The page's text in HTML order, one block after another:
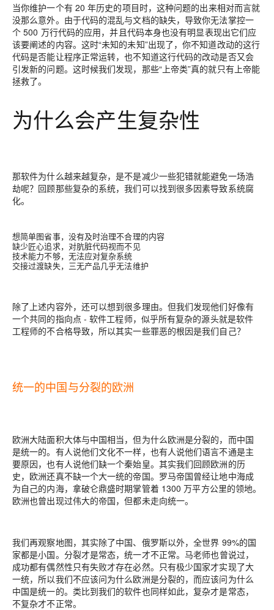
当你维护一个有 20 年历史的项目时，这种问题的出来相对而言就
没那么意外。由于代码的混乱与文档的缺失，导致你无法掌控一
个 500 万行代码的应用，并且代码本身也没有明显表现出它们应
该要阐述的内容。这时“未知的未知”出现了，你不知道改动的这行
代码是否能让程序正常运转，也不知道这行代码的改动是否又会
引发新的问题。这时候我们发现，那些“上帝类”真的就只有上帝能
拯救了。
为什么会产生复杂性
那软件为什么越来越复杂，是不是减少一些犯错就能避免一场浩
劫呢？回顾那些复杂的系统，我们可以找到很多因素导致系统腐
化。
想简单图省事，没有及时治理不合理的内容
缺少匠心追求，对肮脏代码视而不见
技术能力不够，无法应对复杂系统
交接过渡缺失，三无产品几乎无法维护
除了上述内容外，还可以想到很多理由。但我们发现他们好像有
一个共同的指向点 - 软件工程师，似乎所有复杂的源头就是软件
工程师的不合格导致，所以其实一些罪恶的根因是我们自己？
统一的中国与分裂的欧洲
欧洲大陆面积大体与中国相当，但为什么欧洲是分裂的，而中国
是统一的。有人说他们文化不一样，也有人说他们语言不通是主
要原因，也有人说他们缺一个秦始皇。其实我们回顾欧洲的历
史，欧洲还真不缺一个大一统的帝国。罗马帝国曾经让地中海成
为自己的内海，拿破仑鼎盛时期掌管着 1300 万平方公里的领地。
欧洲也曾出现过伟大的帝国，但都未走向统一。
我们再观察地图，其实除了中国、俄罗斯以外，全世界 99%的国
家都是小国。 分裂才是常态，统一才不正常。马老师也曾说过，
成功都有偶然性只有失败才存在必然。只有极少国家才实现了大
一统，所以我们不应该问为什么欧洲是分裂的，而应该问为什么
中国是统一的。类比到我们的软件也同样如此，复杂才是常态，
不复杂才不正常。